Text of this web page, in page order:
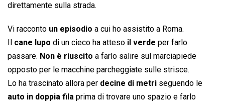
direttamente sulla strada.
Vi racconto un episodio a cui ho assistito a Roma.
cane lupo di un cieco ha atteso il verde per farlo
passare. Non è riuscito a farlo salire sul marciapiede
opposto per le macchine parcheggiate sulle strisce.
Lo ha trascinato allora per decine di metri seguendo le
auto in doppia fila prima di trovare uno spazio e farlo